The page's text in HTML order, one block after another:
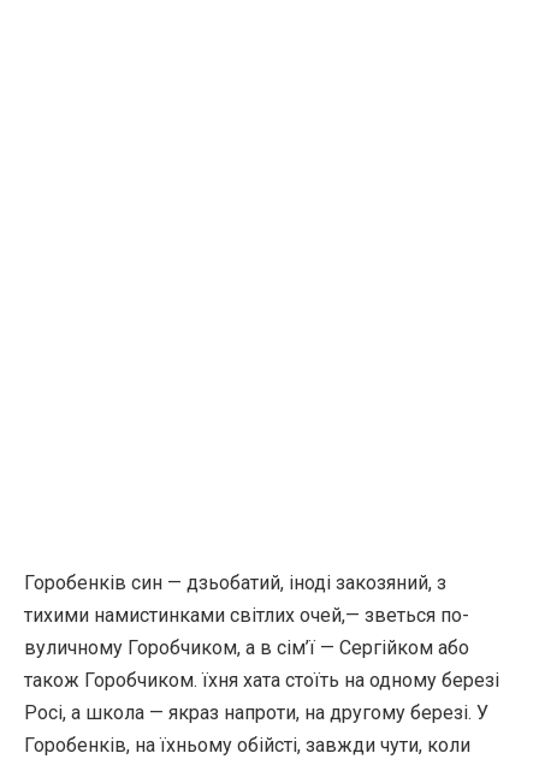
Горобенків син — дзьобатий, іноді закозяний, з
тихими намистинками світлих очей,— зветься по-
вуличному Горобчиком, а в сім’ї — Сергійком або
також Горобчиком. їхня хата стоїть на одному березі
Росі, а школа — якраз напроти, на другому березі. У
Горобенків, на їхньому обійсті, завжди чути, коли